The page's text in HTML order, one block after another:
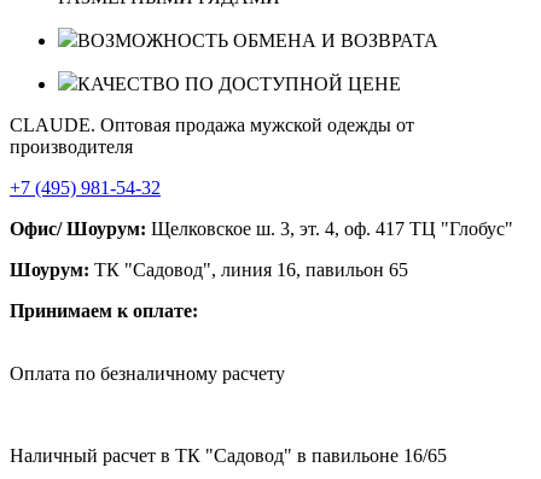
ВОЗМОЖНОСТЬ ОБМЕНА И ВОЗВРАТА
КАЧЕСТВО ПО ДОСТУПНОЙ ЦЕНЕ
CLAUDE. Оптовая продажа мужской одежды от
производителя
+7 (495) 981-54-32
Офис/ Шоурум: Щелковское ш. 3, эт. 4, оф. 417 ТЦ "Глобус"
Шоурум: ТК "Садовод", линия 16, павильон 65
Принимаем к оплате:
Оплата по безналичному расчету
Наличный расчет в ТК "Садовод" в павильоне 16/65